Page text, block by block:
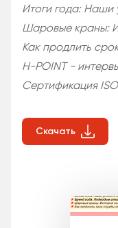
Итоги года: Наши
Шаровые краны:
Как продлить
H-POINT -
Сертификация ISO
Скачать